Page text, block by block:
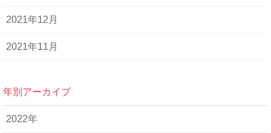
2021年12月
2021年11月
年別アーカイブ
2022年